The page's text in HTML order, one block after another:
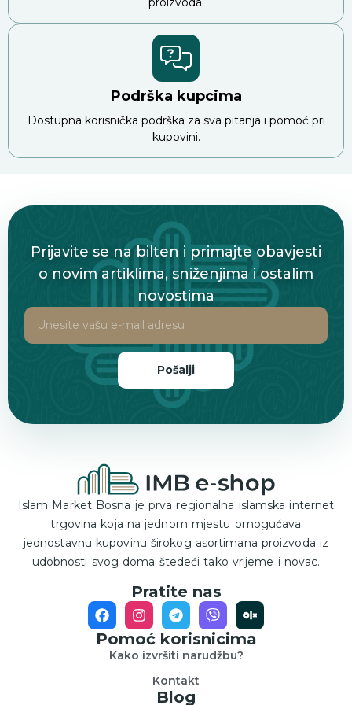
Podrška kupcima
Dostupna korisnička podrška za sva pitanja i pomoć pri
kupovini.
Prijavite se na bilten i primajte obavjesti
o novim artiklima, sniženjima i ostalim
novostima
Pošalji
Islam Market Bosna je prva regionalna islamska internet
trgovina koja na jednom mjestu omogućava
jednostavnu kupovinu širokog asortimana proizvoda iz
udobnosti svog doma štedeći tako vrijeme i novac.
Pratite nas
Pomoć korisnicima
Kako izvršiti narudžbu?
Kontakt
Blog